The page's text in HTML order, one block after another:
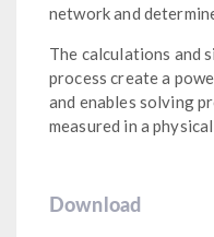
network and
The calculations and
process create a
and enables solving
measured in a
Download